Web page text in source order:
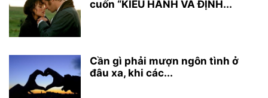
cuốn “KIÊU HÃNH VÀ ĐỊNH...
Cần gì phải mượn ngôn tình ở
đâu xa, khi các...